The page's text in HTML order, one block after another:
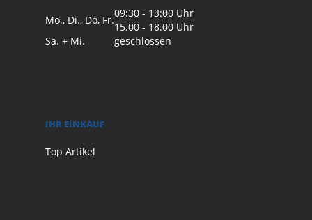
Mo., Di., Do, Fr.
09:30 - 13:00 Uhr
15.00 - 18.00 Uhr
Sa. + Mi.
geschlossen
IHR EINKAUF
Top Artikel